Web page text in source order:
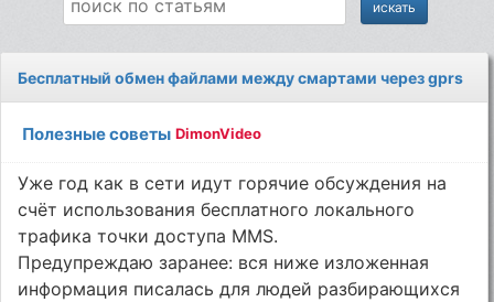
Бесплатный обмен файлами между смартами через gprs
Полезные советы DimonVideo
Уже год как в сети идут горячие обсуждения на
счёт использования бесплатного локального
трафика точки доступа MMS.
Предупреждаю заранее: вся ниже изложенная
информация писалась для людей разбирающихся